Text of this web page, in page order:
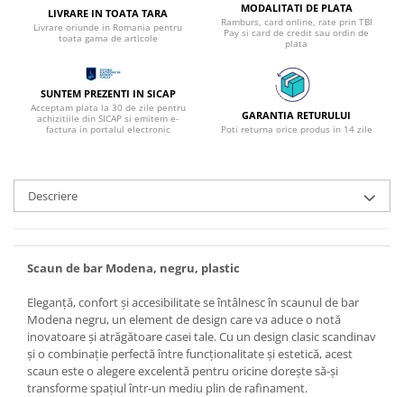
LIVRARE IN TOATA TARA
Livrare oriunde in Romania pentru
toata gama de articole
MODALITATI DE PLATA
Ramburs, card online, rate prin TBI
Pay si card de credit sau ordin de
plata
SUNTEM PREZENTI IN SICAP
Acceptam plata la 30 de zile pentru
achizitiile din SICAP si emitem e-
factura in portalul electronic
GARANTIA RETURULUI
Poti returna orice produs in 14 zile
Descriere
Scaun de bar Modena, negru, plastic
Eleganță, confort și accesibilitate se întâlnesc în scaunul de bar
Modena negru, un element de design care va aduce o notă
inovatoare și atrăgătoare casei tale. Cu un design clasic scandinav
și o combinație perfectă între funcționalitate și estetică, acest
scaun este o alegere excelentă pentru oricine dorește să-și
transforme spațiul într-un mediu plin de rafinament.